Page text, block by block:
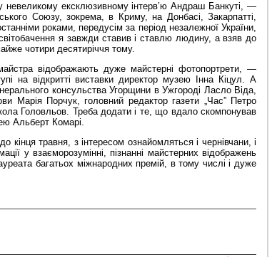
невеликому ексклюзивному інтерв’ю Андраш Банкуті, —
Союзу, зокрема, в Криму, на Донбасі, Закарпатті,
роками, передусім за період незалежної України,
я завжди ставив і ставлю людину, а взяв до
чотири десятиріччя тому.
відображають дуже майстерні фотопортрети, —
на відкритті виставки директор музею Інна Кіцул. А
консульства Угорщини в Ужгороді Ласло Віда,
Марія Порчук, головний редактор газети „Час” Петро
Головльов. Треба додати і те, що вдало скомпонував
Альберт Комарі.
кінця травня, з інтересом ознайомляться і чернівчани, і
у взаєморозумінні, пізнанні майстерних відображень
багатьох міжнародних премій, в тому числі і дуже